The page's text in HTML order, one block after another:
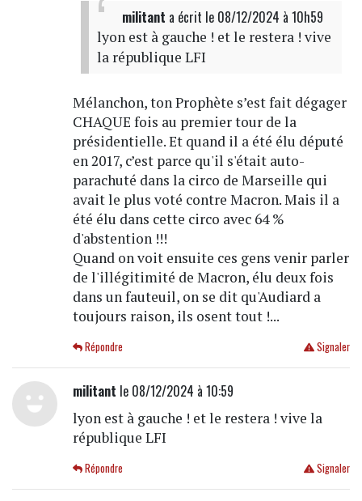
militant a écrit le 08/12/2024 à 10h59
lyon est à gauche ! et le restera ! vive
la république LFI
Mélanchon, ton Prophète s’est fait dégager
CHAQUE fois au premier tour de la
présidentielle. Et quand il a été élu député
en 2017, c’est parce qu'il s'était auto-
parachuté dans la circo de Marseille qui
avait le plus voté contre Macron. Mais il a
été élu dans cette circo avec 64 %
d'abstention !!!
Quand on voit ensuite ces gens venir parler
de l'illégitimité de Macron, élu deux fois
dans un fauteuil, on se dit qu'Audiard a
toujours raison, ils osent tout !...
Signaler
Répondre
militant le 08/12/2024 à 10:59
lyon est à gauche ! et le restera ! vive la
république LFI
Signaler
Répondre